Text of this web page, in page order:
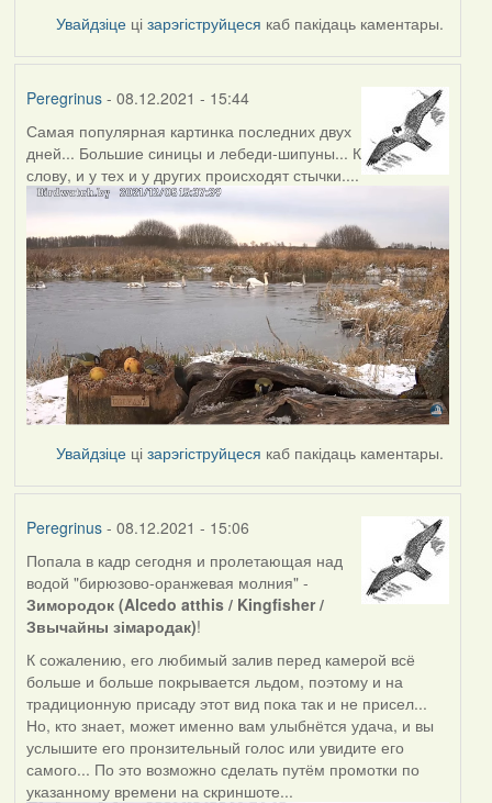
Увайдзіце цізарэгіструйцеся каб пакідаць каментары.
Peregrinus- 08.12.2021 - 15:44
Самая популярная картинка последних двух
дней... Большие синицы и лебеди-шипуны... К
слову, и у тех и у других происходят стычки....
Увайдзіце цізарэгіструйцеся каб пакідаць каментары.
Peregrinus- 08.12.2021 - 15:06
Попала в кадр сегодня и пролетающая над
водой "бирюзово-оранжевая молния" -
Зимородок (Alcedo atthis / Kingfisher /
Звычайны зімародак)!
К сожалению, его любимый залив перед камерой всё
больше и больше покрывается льдом, поэтому и на
традиционную присаду этот вид пока так и не присел...
Но, кто знает, может именно вам улыбнётся удача, и вы
услышите его пронзительный голос или увидите его
самого... По это возможно сделать путём промотки по
указанному времени на скриншоте...